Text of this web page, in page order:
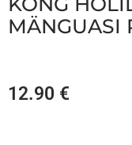
MÄNGUASI
12.90 €